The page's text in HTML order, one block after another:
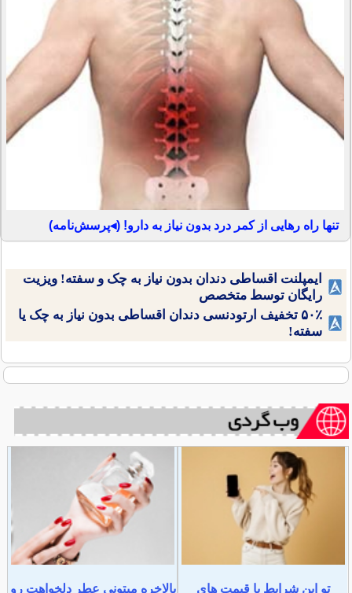
تنها راه رهایی از کمر درد بدون نیاز به دارو! (◂پرسش‌نامه)
ایمپلنت اقساطی دندان بدون نیاز به چک و سفته! ویزیت
رایگان توسط متخصص
۵۰٪ تخفیف ارتودنسی دندان اقساطی بدون نیاز به چک یا
سفته!
تو این شرایط با قیمت های
بالاخره میتونی عطر دلخواهت رو